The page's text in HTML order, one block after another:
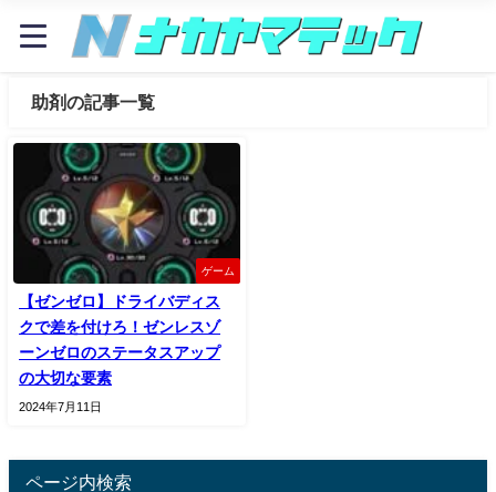
助剤の記事一覧
ゲーム
【ゼンゼロ】ドライバディス
クで差を付けろ！ゼンレスゾ
ーンゼロのステータスアップ
の大切な要素
2024年7月11日
ページ内検索